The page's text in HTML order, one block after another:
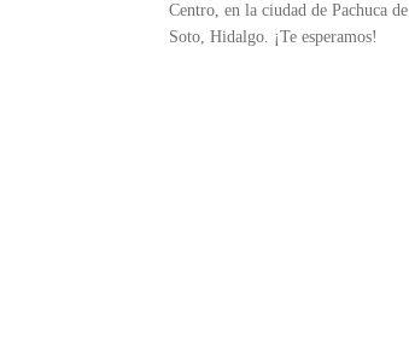
Centro, en la ciudad de Pachuca de
Soto, Hidalgo. ¡Te esperamos!